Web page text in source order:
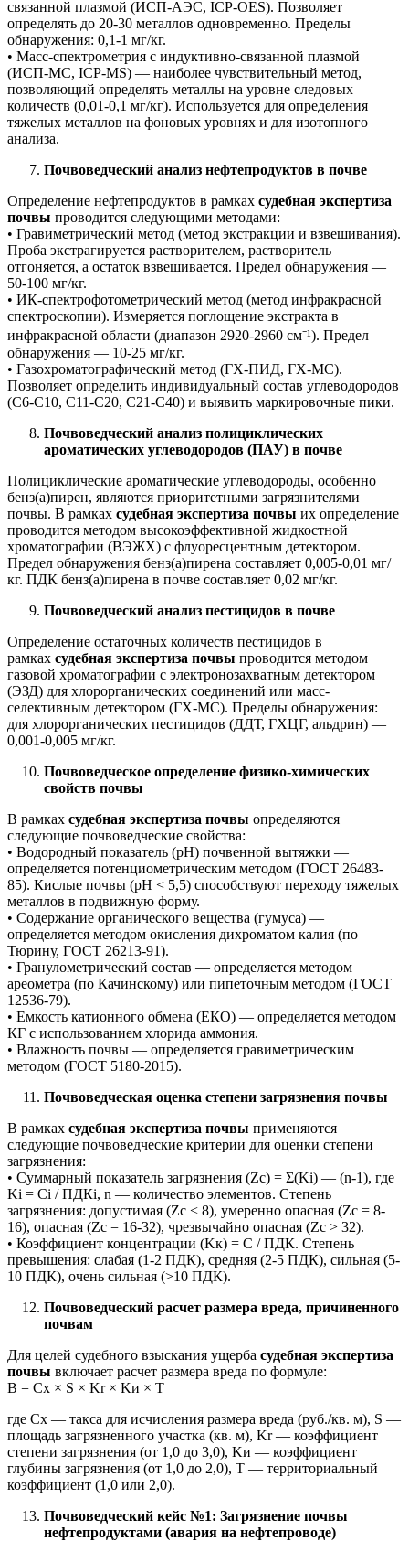
связанной плазмой (ИСП-АЭС, ICP-OES). Позволяет
определять до 20-30 металлов одновременно. Пределы
обнаружения: 0,1-1 мг/кг.
• Масс-спектрометрия с индуктивно-связанной плазмой
(ИСП-МС, ICP-MS) — наиболее чувствительный метод,
позволяющий определять металлы на уровне следовых
количеств (0,01-0,1 мг/кг). Используется для определения
тяжелых металлов на фоновых уровнях и для изотопного
анализа.
Почвоведческий анализ нефтепродуктов в почве
Определение нефтепродуктов в рамках судебная экспертиза
почвы проводится следующими методами:
• Гравиметрический метод (метод экстракции и взвешивания).
Проба экстрагируется растворителем, растворитель
отгоняется, а остаток взвешивается. Предел обнаружения —
50-100 мг/кг.
• ИК-спектрофотометрический метод (метод инфракрасной
спектроскопии). Измеряется поглощение экстракта в
инфракрасной области (диапазон 2920-2960 см⁻¹). Предел
обнаружения — 10-25 мг/кг.
• Газохроматографический метод (ГХ-ПИД, ГХ-МС).
Позволяет определить индивидуальный состав углеводородов
(C6-C10, C11-C20, C21-C40) и выявить маркировочные пики.
Почвоведческий анализ полициклических
ароматических углеводородов (ПАУ) в почве
Полициклические ароматические углеводороды, особенно
бенз(а)пирен, являются приоритетными загрязнителями
почвы. В рамках судебная экспертиза почвы их определение
проводится методом высокоэффективной жидкостной
хроматографии (ВЭЖХ) с флуоресцентным детектором.
Предел обнаружения бенз(а)пирена составляет 0,005-0,01 мг/
кг. ПДК бенз(а)пирена в почве составляет 0,02 мг/кг.
Почвоведческий анализ пестицидов в почве
Определение остаточных количеств пестицидов в
рамках судебная экспертиза почвы проводится методом
газовой хроматографии с электронозахватным детектором
(ЭЗД) для хлорорганических соединений или масс-
селективным детектором (ГХ-МС). Пределы обнаружения:
для хлорорганических пестицидов (ДДТ, ГХЦГ, альдрин) —
0,001-0,005 мг/кг.
Почвоведческое определение физико-химических
свойств почвы
В рамках судебная экспертиза почвы определяются
следующие почвоведческие свойства:
• Водородный показатель (pH) почвенной вытяжки —
определяется потенциометрическим методом (ГОСТ 26483-
85). Кислые почвы (pH < 5,5) способствуют переходу тяжелых
металлов в подвижную форму.
• Содержание органического вещества (гумуса) —
определяется методом окисления дихроматом калия (по
Тюрину, ГОСТ 26213-91).
• Гранулометрический состав — определяется методом
ареометра (по Качинскому) или пипеточным методом (ГОСТ
12536-79).
• Емкость катионного обмена (ЕКО) — определяется методом
КГ с использованием хлорида аммония.
• Влажность почвы — определяется гравиметрическим
методом (ГОСТ 5180-2015).
Почвоведческая оценка степени загрязнения почвы
В рамках судебная экспертиза почвы применяются
следующие почвоведческие критерии для оценки степени
загрязнения:
• Суммарный показатель загрязнения (Zc) = Σ(Ki) — (n-1), где
Ki = Ci / ПДКi, n — количество элементов. Степень
загрязнения: допустимая (Zc < 8), умеренно опасная (Zc = 8-
16), опасная (Zc = 16-32), чрезвычайно опасная (Zc > 32).
• Коэффициент концентрации (Kк) = C / ПДК. Степень
превышения: слабая (1-2 ПДК), средняя (2-5 ПДК), сильная (5-
10 ПДК), очень сильная (>10 ПДК).
Почвоведческий расчет размера вреда, причиненного
почвам
Для целей судебного взыскания ущерба судебная экспертиза
почвы включает расчет размера вреда по формуле:
В = Сх × S × Kr × Kи × T
где Сх — такса для исчисления размера вреда (руб./кв. м), S —
площадь загрязненного участка (кв. м), Kr — коэффициент
степени загрязнения (от 1,0 до 3,0), Kи — коэффициент
глубины загрязнения (от 1,0 до 2,0), T — территориальный
коэффициент (1,0 или 2,0).
Почвоведческий кейс №1: Загрязнение почвы
нефтепродуктами (авария на нефтепроводе)